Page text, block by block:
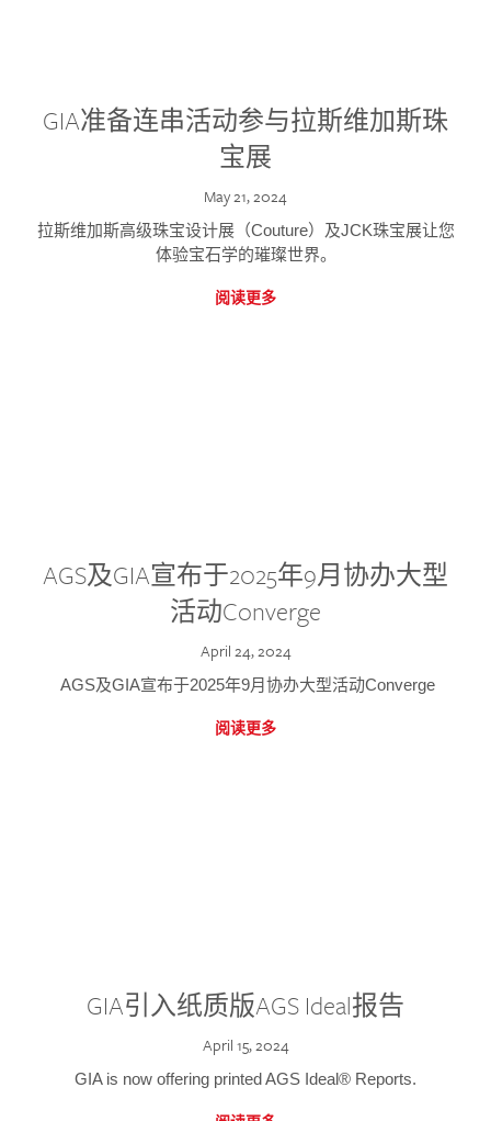
GIA准备连串活动参与拉斯维加斯珠
宝展
May 21, 2024
拉斯维加斯高级珠宝设计展（Couture）及JCK珠宝展让您
体验宝石学的璀璨世界。
阅读更多
AGS及GIA宣布于2025年9月协办大型
活动Converge
April 24, 2024
AGS及GIA宣布于2025年9月协办大型活动Converge
阅读更多
GIA引入纸质版AGS Ideal报告
April 15, 2024
GIA is now offering printed AGS Ideal® Reports.